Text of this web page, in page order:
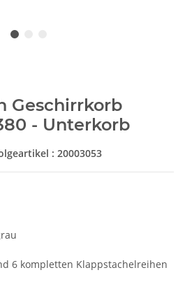
Geschirrkorb
- Unterkorb
: 20003053
6 kompletten Klappstachelreihen